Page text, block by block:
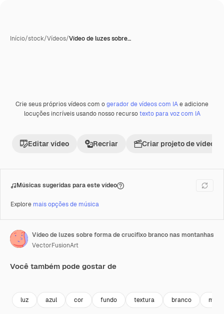
Início/stock/Vídeos/Vídeo de luzes sobre…
Premium
Crie seus próprios vídeos com ogerador de vídeos com IAe adicione
locuções incríveis usando nosso recursotexto para voz com IA
Editar vídeo Recriar Criar projeto de vídeo
Músicas sugeridas para este vídeo
Explore mais opções de música
Vídeo de luzes sobre forma de crucifixo branco nas montanhas
VectorFusionArt
Você também pode gostar de
luz azul cor fundo textura branco